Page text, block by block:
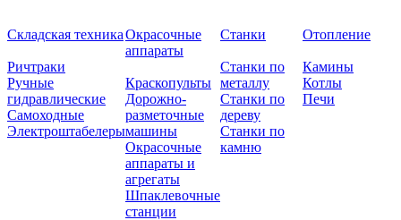
Складская техника
Ричтраки
Ручные
гидравлические
Самоходные
Электроштабелеры
Окрасочные
аппараты
Краскопульты
Дорожно-
разметочные
машины
Окрасочные
аппараты и
агрегаты
Шпаклевочные
станции
Станки
Станки по
металлу
Станки по
дереву
Станки по
камню
Отопление
Камины
Котлы
Печи